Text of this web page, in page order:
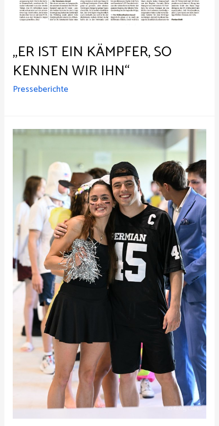
„ER IST EIN KÄMPFER, SO
KENNEN WIR IHN“
Presseberichte